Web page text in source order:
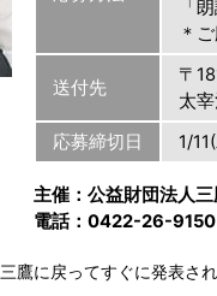
「
＊
送付先
〒
太
応募締切日
1/
主催：公益財団法人
電話：0422-26-9150
鷹に戻ってすぐに発表さ